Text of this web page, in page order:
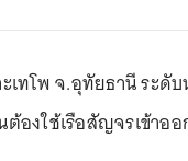
ะเทโพ จ.อุทัยธานี ระดั
ต้องใช้เรือสัญจรเข้าอ